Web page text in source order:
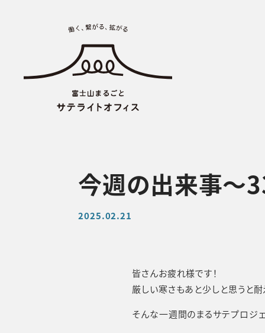
今週の出来事〜
2025.02.21
皆さんお疲れ様です！
厳しい寒さもあと少しと思うと
そんな一週間のまるサテプロジ